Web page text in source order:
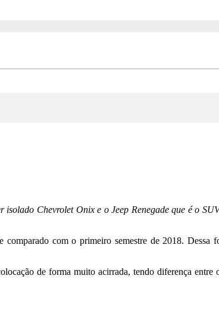
Chevrolet Onix e o Jeep Renegade que é o
com o primeiro semestre de 2018. Dessa
de forma muito acirrada, tendo diferença entre